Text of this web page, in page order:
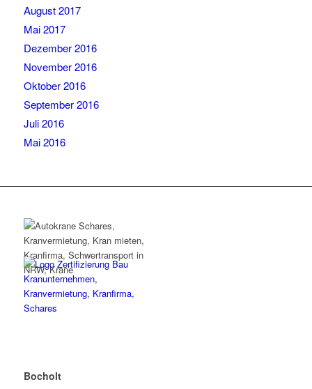
August 2017
Mai 2017
Dezember 2016
November 2016
Oktober 2016
September 2016
Juli 2016
Mai 2016
Bocholt